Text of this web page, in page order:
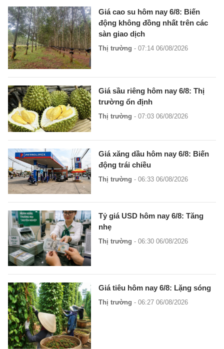
Giá cao su hôm nay 6/8: Biến
động không đồng nhất trên các
sàn giao dịch
Thị trường - 07:14 06/08/2026
Giá sầu riêng hôm nay 6/8: Thị
trường ổn định
Thị trường - 07:03 06/08/2026
Giá xăng dầu hôm nay 6/8: Biến
động trái chiều
Thị trường - 06:33 06/08/2026
Tỷ giá USD hôm nay 6/8: Tăng
nhẹ
Thị trường - 06:30 06/08/2026
Giá tiêu hôm nay 6/8: Lặng sóng
Thị trường - 06:27 06/08/2026